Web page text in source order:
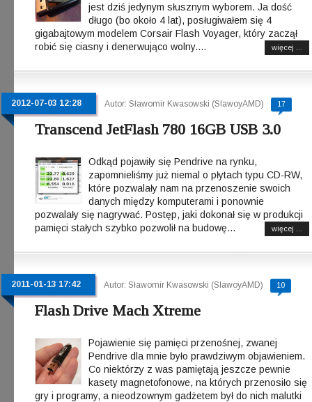
jest dziś jedynym słusznym wyborem. Ja dość
długo (bo około 4 lat), posługiwałem się 4
gigabajtowym modelem Corsair Flash Voyager, który zaczął
robić się ciasny i denerwująco wolny....
więcej ...
2012-07-03 12:28 Autor: Sławomir Kwasowski (SlawoyAMD) 17
Transcend JetFlash 780 16GB USB 3.0
Odkąd pojawiły się Pendrive na rynku,
zapomnieliśmy już niemal o płytach typu CD-RW,
które pozwalały nam na przenoszenie swoich
danych między komputerami i ponownie
pozwalały się nagrywać. Postęp, jaki dokonał się w produkcji
pamięci stałych szybko pozwolił na budowę...
więcej ...
2011-01-13 17:42 Autor: Sławomir Kwasowski (SlawoyAMD) 10
Flash Drive Mach Xtreme
Pojawienie się pamięci przenośnej, zwanej
Pendrive dla mnie było prawdziwym objawieniem.
Co niektórzy z was pamiętają jeszcze pewnie
kasety magnetofonowe, na których przenosiło się
gry i programy, a nieodzownym gadżetem był do nich malutki